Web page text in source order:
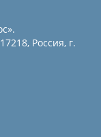
Россия, г.